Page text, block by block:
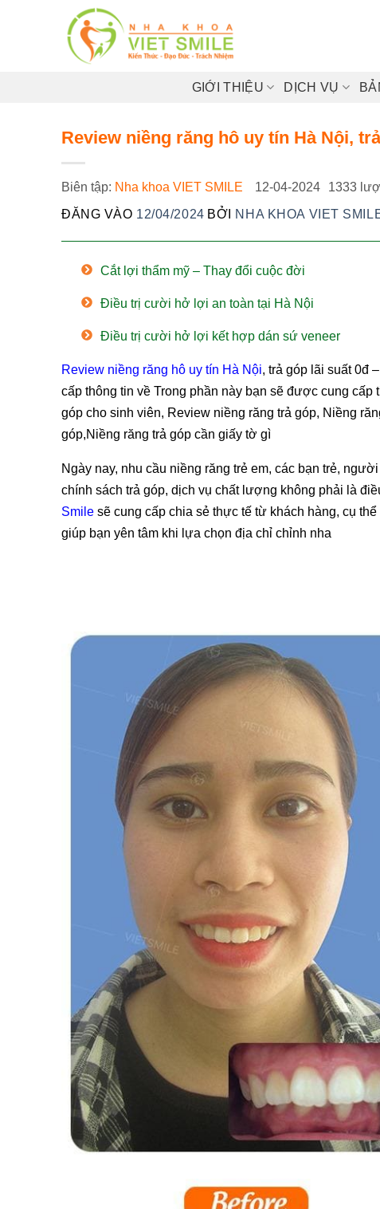
GIỚI THIỆU DỊCH VỤ
Review niềng răng hô uy tín Hà Nội,
Biên tập: Nha khoa VIET SMILE 12-04-2024
1333
ĐĂNG VÀO 12/04/2024 BỞI NHA KHOA VIET
Cắt lợi thẩm mỹ – Thay đổi cuộc đời
Điều trị cười hở lợi an toàn tại Hà Nội
Điều trị cười hở lợi kết hợp dán sứ veneer
Review niềng răng hô uy tín Hà Nội, trả góp lãi suất 0đ
cấp thông tin về Trong phần này bạn sẽ được cung
góp cho sinh viên, Review niềng răng trả góp, Niềng
góp,Niềng răng trả góp cần giấy tờ gì
Ngày nay, nhu cầu niềng răng trẻ em, các bạn trẻ,
chính sách trả góp, dịch vụ chất lượng không phải là
Smile sẽ cung cấp chia sẻ thực tế từ khách hàng, cụ
giúp bạn yên tâm khi lựa chọn địa chỉ chỉnh nha